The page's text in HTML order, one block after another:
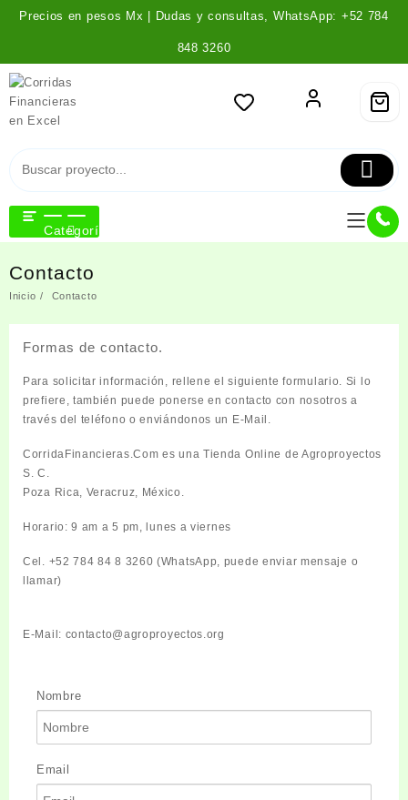
Saltar
Precios en pesos Mx | Dudas y consultas, WhatsApp: +52 784
848 3260
Categoría
Contacto
Inicio Contacto
Formas de contacto.
Para solicitar información, rellene el siguiente formulario. Si lo
prefiere, también puede ponerse en contacto con nosotros a
través del teléfono o enviándonos un E-Mail.
CorridaFinancieras.Com es una Tienda Online de Agroproyectos
S. C.
Poza Rica, Veracruz, México.
Horario: 9 am a 5 pm, lunes a viernes
Cel. +52 784 84 8 3260 (WhatsApp, puede enviar mensaje o
llamar)
E-Mail: contacto@agroproyectos.org
Nombre
Email